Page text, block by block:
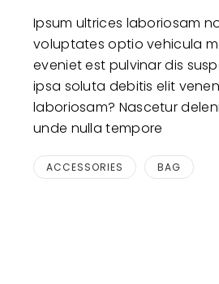
Ipsum ultrices laboriosam
voluptates optio vehicula
eveniet est pulvinar dis
ipsa soluta debitis elit
laboriosam? Nascetur
unde nulla tempore
ACCESSORIES BAG